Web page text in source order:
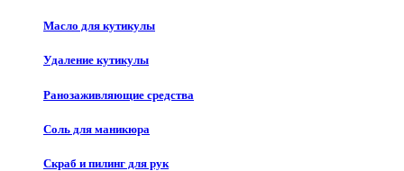
Масло для кутикулы
Удаление кутикулы
Ранозаживляющие средства
Соль для маникюра
Скраб и пилинг для рук